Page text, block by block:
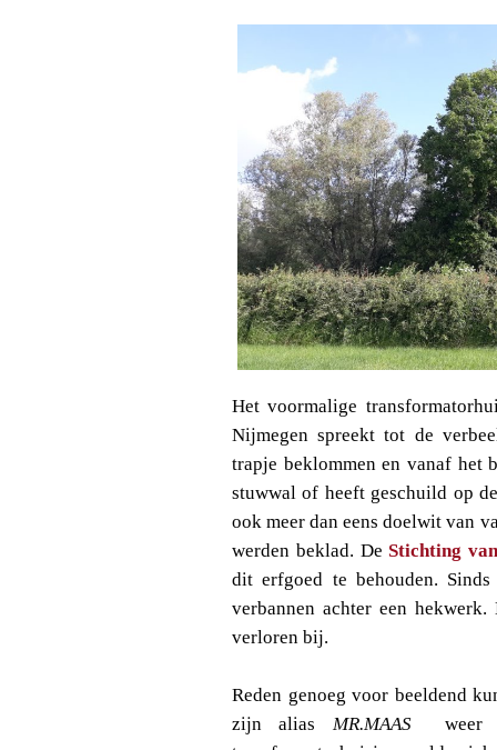
Het voormalige
Nijmegen spreekt tot de
trapje beklommen en vanaf het
stuwwal of heeft geschuild op
ook meer dan eens doelwit van
werden beklad. De Stichting
dit erfgoed te behouden.
verbannen achter een
verloren bij.
Reden genoeg voor beeldend
zijn alias MR.MAASweer